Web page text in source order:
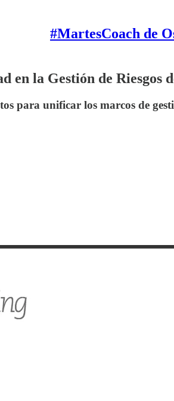
#MartesCoach de
en la Gestión de
para unificar los marcos de